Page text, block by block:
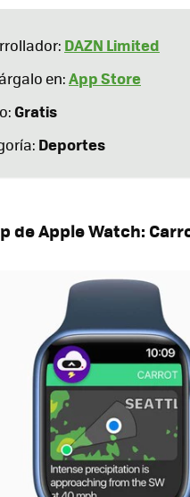
DAZN Limited
en:App Store
Gratis
Deportes
de Apple Watch: